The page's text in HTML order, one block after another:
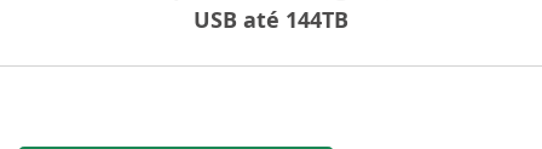
USB até 144TB